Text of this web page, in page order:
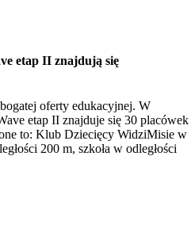
etap II znajdują się
oferty edukacyjnej. W
etap II znajduje się 30 placówek
to: Klub Dziecięcy WidziMisie w
200 m, szkoła w odległości